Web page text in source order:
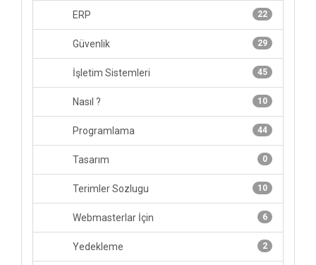
22
ERP
29
Güvenlik
45
İşletim Sistemleri
10
Nasıl ?
44
Programlama
0
Tasarım
10
Terimler Sozlugu
6
Webmasterlar İçin
2
Yedekleme